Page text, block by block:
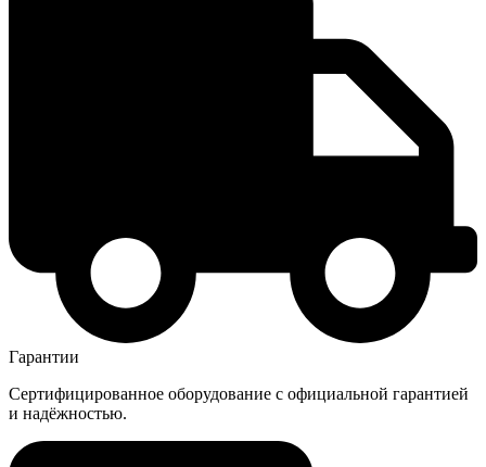
Гарантии
Сертифицированное оборудование с официальной гарантией
и надёжностью.